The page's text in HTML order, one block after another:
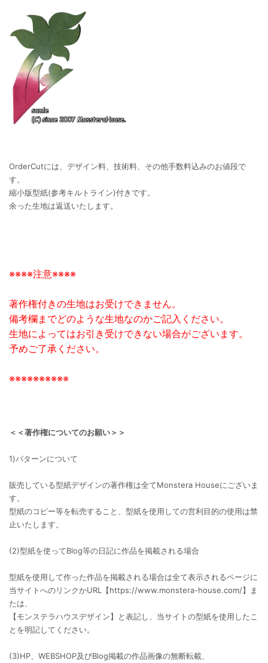
OrderCutには、デザイン料、技術料、その他手数料込みのお値段で
す。
縮小版型紙(参考キルトライン)付きです。
余った生地は返送いたします。
※※※※注意※※※※
著作権付きの生地はお受けできません。
備考欄までどのような生地なのかご記入ください。
生地によってはお引き受けできない場合がございます。
予めご了承ください。
※※※※※※※※※※
＜＜著作権についてのお願い＞＞
1)パターンについて
販売している型紙デザインの著作権は全てMonstera Houseにございま
す。
型紙のコピー等を転売すること、型紙を使用しての営利目的の使用は禁
止いたします。
(2)型紙を使ってBlog等の日記に作品を掲載される場合
型紙を使用して作った作品を掲載される場合は全て表示されるページに
当サイトへのリンクかURL【https://www.monstera-house.com/】ま
たは、
【モンステラハウスデザイン】と表記し、当サイトの型紙を使用したこ
とを明記してください。
(3)HP、WEBSHOP及びBlog掲載の作品画像の無断転載、